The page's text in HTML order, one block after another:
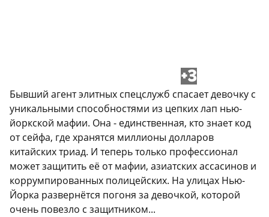
+3
Бывший агент элитных спецслужб спасает девочку с
уникальными способностями из цепких лап нью-
йоркской мафии. Она - единственная, кто знает код
от сейфа, где хранятся миллионы долларов
китайских триад. И теперь только профессионал
может защитить её от мафии, азиатских ассасинов и
коррумпированных полицейских. На улицах Нью-
Йорка развернётся погоня за девочкой, которой
очень повезло с защитником...